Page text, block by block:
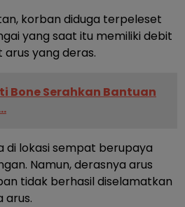
korban diduga terpeleset
yang saat itu memiliki debit
yang deras.
Bone Serahkan Bantuan
di lokasi sempat berupaya
Namun, derasnya arus
tidak berhasil diselamatkan
arus.